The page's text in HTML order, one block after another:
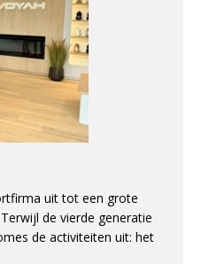
uit tot een grote
de vierde generatie
de activiteiten uit: het